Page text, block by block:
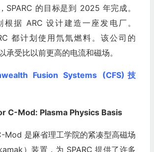
SPARC 的目标是到 2025 年完成。
根据 ARC 设计建造一座发电厂。
都计划使用氘氚燃料。该公司的
承受比以前更高的电流和磁场。
Fusion Systems (CFS)技
C-Mod: Plasma Physics Basis
Mod 是麻省理工学院的紧凑型高磁场
）装置，为 SPARC 提供了许多